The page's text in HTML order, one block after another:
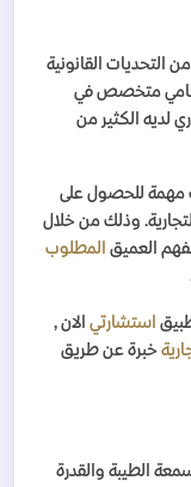
التحديات القانونية
متخصص في
لديه الكثير من
مهمة للحصول على
التجارية. وذلك من خلال
العميق المطلوب
استشارتي الان ,
خبرة عن طريق
الطيبة والقدرة